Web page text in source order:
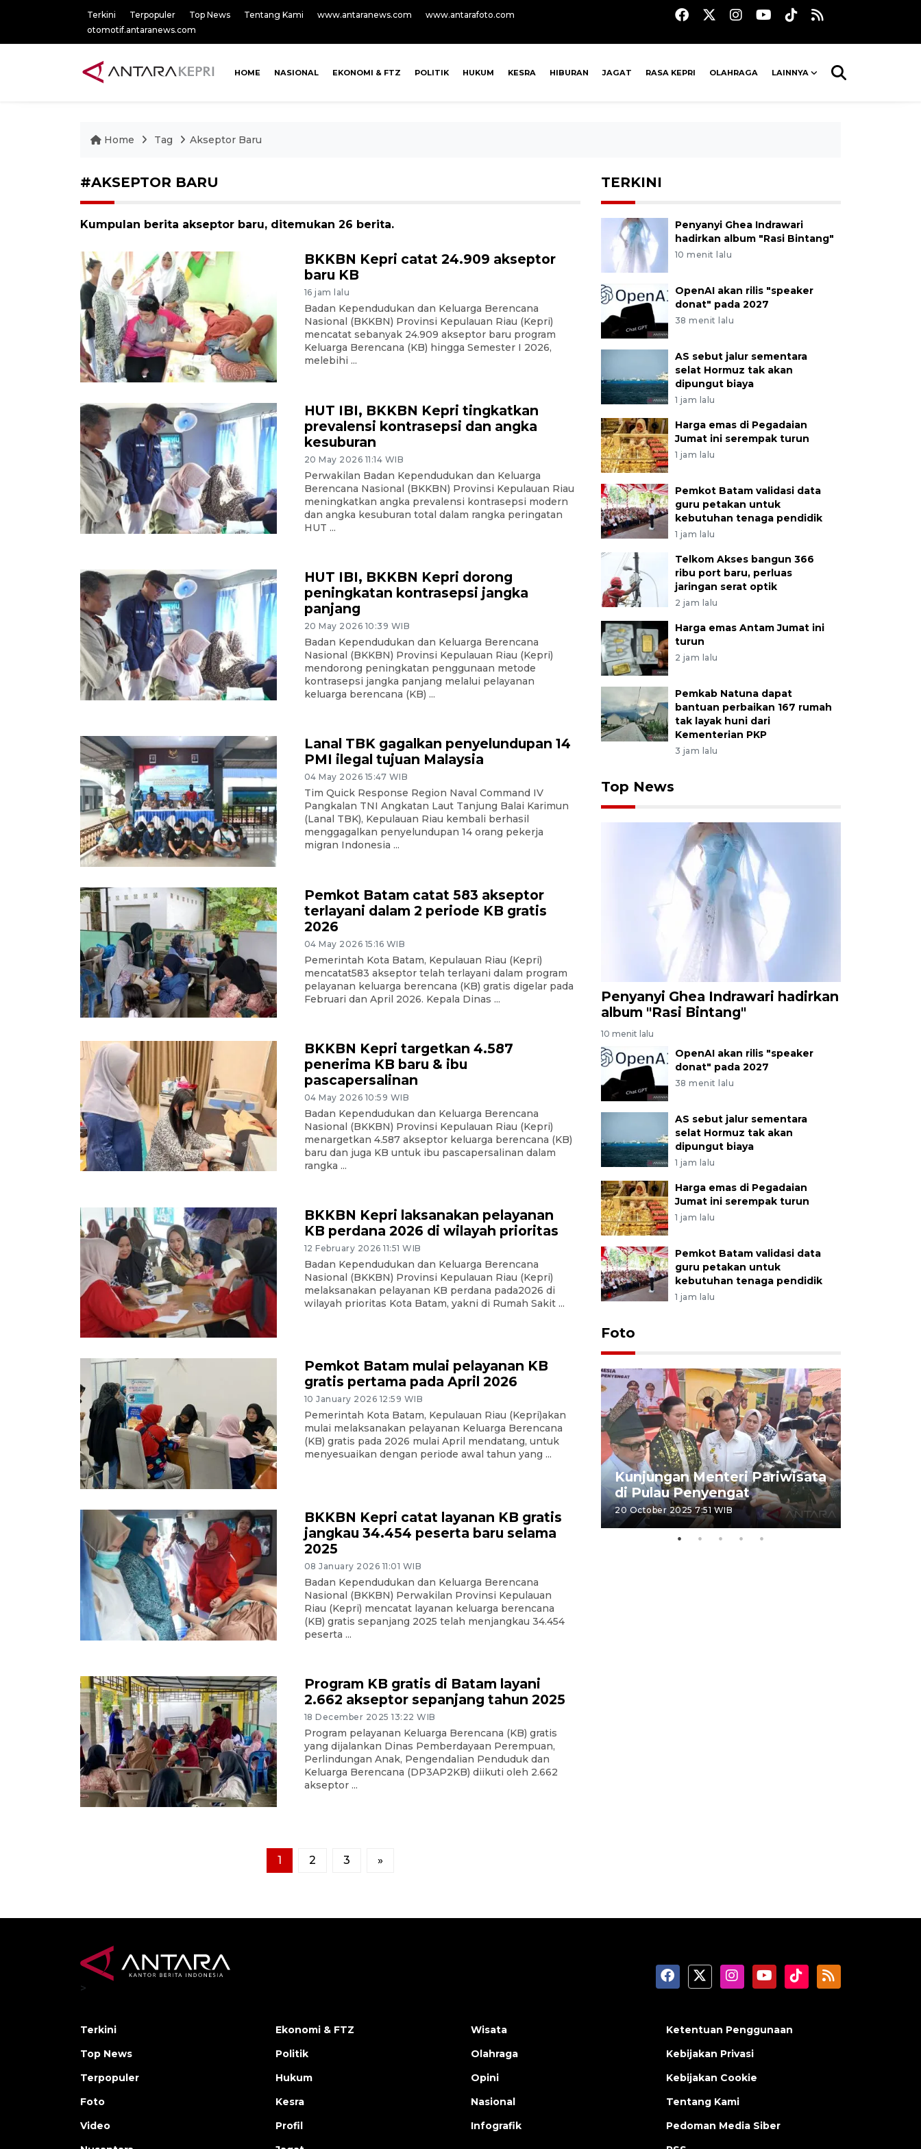
Terkini Terpopuler Top News Tentang Kami www.antaranews.com
www.antarafoto.com
otomotif.antaranews.com
HOME NASIONAL EKONOMI & FTZ POLITIK HUKUM KESRA HIBURAN JAGAT RASA KEPRI OLAHRAGA LAINNYA
Home Tag Akseptor Baru
#AKSEPTOR BARU
Kumpulan berita akseptor baru, ditemukan 26 berita.
BKKBN Kepri catat 24.909 akseptor
baru KB
16 jam lalu
Badan Kependudukan dan Keluarga Berencana
Nasional (BKKBN) Provinsi Kepulauan Riau (Kepri)
mencatat sebanyak 24.909 akseptor baru program
Keluarga Berencana (KB) hingga Semester I 2026,
melebihi ...
HUT IBI, BKKBN Kepri tingkatkan
prevalensi kontrasepsi dan angka
kesuburan
20 May 2026 11:14 WIB
Perwakilan Badan Kependudukan dan Keluarga
Berencana Nasional (BKKBN) Provinsi Kepulauan Riau
meningkatkan angka prevalensi kontrasepsi modern
dan angka kesuburan total dalam rangka peringatan
HUT ...
HUT IBI, BKKBN Kepri dorong
peningkatan kontrasepsi jangka
panjang
20 May 2026 10:39 WIB
Badan Kependudukan dan Keluarga Berencana
Nasional (BKKBN) Provinsi Kepulauan Riau (Kepri)
mendorong peningkatan penggunaan metode
kontrasepsi jangka panjang melalui pelayanan
keluarga berencana (KB) ...
Lanal TBK gagalkan penyelundupan 14
PMI ilegal tujuan Malaysia
04 May 2026 15:47 WIB
Tim Quick Response Region Naval Command IV
Pangkalan TNI Angkatan Laut Tanjung Balai Karimun
(Lanal TBK), Kepulauan Riau kembali berhasil
menggagalkan penyelundupan 14 orang pekerja
migran Indonesia ...
Pemkot Batam catat 583 akseptor
terlayani dalam 2 periode KB gratis
2026
04 May 2026 15:16 WIB
Pemerintah Kota Batam, Kepulauan Riau (Kepri)
mencatat583 akseptor telah terlayani dalam program
pelayanan keluarga berencana (KB) gratis digelar pada
Februari dan April 2026. Kepala Dinas ...
BKKBN Kepri targetkan 4.587
penerima KB baru & ibu
pascapersalinan
04 May 2026 10:59 WIB
Badan Kependudukan dan Keluarga Berencana
Nasional (BKKBN) Provinsi Kepulauan Riau (Kepri)
menargetkan 4.587 akseptor keluarga berencana (KB)
baru dan juga KB untuk ibu pascapersalinan dalam
rangka ...
BKKBN Kepri laksanakan pelayanan
KB perdana 2026 di wilayah prioritas
12 February 2026 11:51 WIB
Badan Kependudukan dan Keluarga Berencana
Nasional (BKKBN) Provinsi Kepulauan Riau (Kepri)
melaksanakan pelayanan KB perdana pada2026 di
wilayah prioritas Kota Batam, yakni di Rumah Sakit ...
Pemkot Batam mulai pelayanan KB
gratis pertama pada April 2026
10 January 2026 12:59 WIB
Pemerintah Kota Batam, Kepulauan Riau (Kepri)akan
mulai melaksanakan pelayanan Keluarga Berencana
(KB) gratis pada 2026 mulai April mendatang, untuk
menyesuaikan dengan periode awal tahun yang ...
BKKBN Kepri catat layanan KB gratis
jangkau 34.454 peserta baru selama
2025
08 January 2026 11:01 WIB
Badan Kependudukan dan Keluarga Berencana
Nasional (BKKBN) Perwakilan Provinsi Kepulauan
Riau (Kepri) mencatat layanan keluarga berencana
(KB) gratis sepanjang 2025 telah menjangkau 34.454
peserta ...
Program KB gratis di Batam layani
2.662 akseptor sepanjang tahun 2025
18 December 2025 13:22 WIB
Program pelayanan Keluarga Berencana (KB) gratis
yang dijalankan Dinas Pemberdayaan Perempuan,
Perlindungan Anak, Pengendalian Penduduk dan
Keluarga Berencana (DP3AP2KB) diikuti oleh 2.662
akseptor ...
1 2 3 »
TERKINI
Penyanyi Ghea Indrawari
hadirkan album "Rasi Bintang"
10 menit lalu
OpenAI akan rilis "speaker
donat" pada 2027
38 menit lalu
AS sebut jalur sementara
selat Hormuz tak akan
dipungut biaya
1 jam lalu
Harga emas di Pegadaian
Jumat ini serempak turun
1 jam lalu
Pemkot Batam validasi data
guru petakan untuk
kebutuhan tenaga pendidik
1 jam lalu
Telkom Akses bangun 366
ribu port baru, perluas
jaringan serat optik
2 jam lalu
Harga emas Antam Jumat ini
turun
2 jam lalu
Pemkab Natuna dapat
bantuan perbaikan 167 rumah
tak layak huni dari
Kementerian PKP
3 jam lalu
Top News
Penyanyi Ghea Indrawari hadirkan
album "Rasi Bintang"
10 menit lalu
OpenAI akan rilis "speaker
donat" pada 2027
38 menit lalu
AS sebut jalur sementara
selat Hormuz tak akan
dipungut biaya
1 jam lalu
Harga emas di Pegadaian
Jumat ini serempak turun
1 jam lalu
Pemkot Batam validasi data
guru petakan untuk
kebutuhan tenaga pendidik
1 jam lalu
Foto
08 February 2024 15:30 WIB, 2024
Kunjungan Menteri Pariwisata
di Pulau Penyengat
20 October 2025 7:51 WIB
>
Terkini
Top News
Terpopuler
Foto
Video
Ekonomi & FTZ
Politik
Hukum
Kesra
Profil
Wisata
Olahraga
Opini
Nasional
Infografik
Ketentuan Penggunaan
Kebijakan Privasi
Kebijakan Cookie
Tentang Kami
Pedoman Media Siber